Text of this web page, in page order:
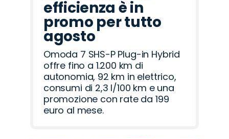
efficienza è in
promo per tutto
agosto
Omoda 7 SHS-P Plug-in Hybrid
offre fino a 1.200 km di
autonomia, 92 km in elettrico,
consumi di 2,3 l/100 km e una
promozione con rate da 199
euro al mese.